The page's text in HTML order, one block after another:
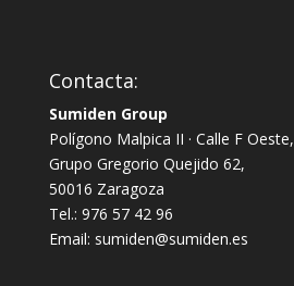
Contacta:
Sumiden Group
Polígono Malpica II · Calle F Oeste,
Grupo Gregorio Quejido 62,
50016 Zaragoza
Tel.: 976 57 42 96
Email: sumiden@sumiden.es